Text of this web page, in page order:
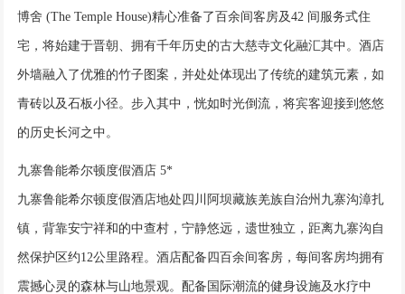
博舍 (The Temple House)精心准备了百余间客房及42 间服务式住
宅，将始建于晋朝、拥有千年历史的古大慈寺文化融汇其中。酒店
外墙融入了优雅的竹子图案，并处处体现出了传统的建筑元素，如
青砖以及石板小径。步入其中，恍如时光倒流，将宾客迎接到悠悠
的历史长河之中。
九寨鲁能希尔顿度假酒店 5*
九寨鲁能希尔顿度假酒店地处四川阿坝藏族羌族自治州九寨沟漳扎
镇，背靠安宁祥和的中查村，宁静悠远，遗世独立，距离九寨沟自
然保护区约12公里路程。酒店配备四百余间客房，每间客房均拥有
震撼心灵的森林与山地景观。配备国际潮流的健身设施及水疗中